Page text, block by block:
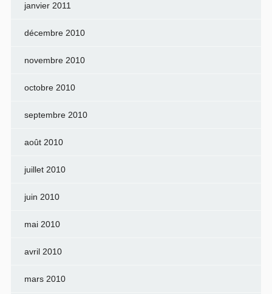
janvier 2011
décembre 2010
novembre 2010
octobre 2010
septembre 2010
août 2010
juillet 2010
juin 2010
mai 2010
avril 2010
mars 2010